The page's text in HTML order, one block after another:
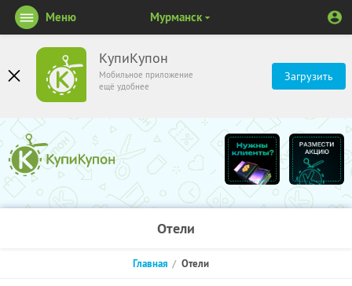
КупиКупон
Мобильное приложение
ещё удобнее
Загрузить
Меню Мурманск
Отели
Главная Отели